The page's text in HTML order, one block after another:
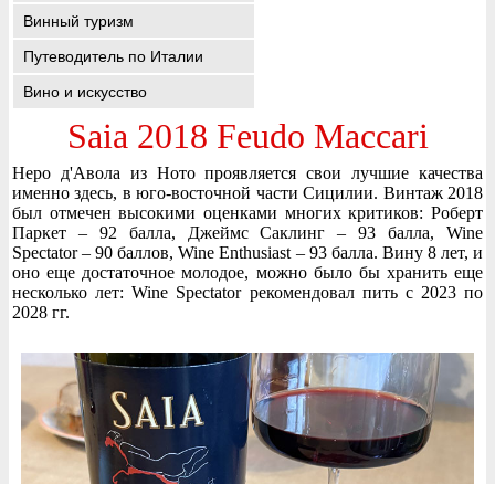
Винный туризм
Путеводитель по Италии
Вино и искусство
Saia 2018 Feudo Maccari
Неро д'Авола из Ното проявляется свои лучшие качества
именно здесь, в юго-восточной части Сицилии. Винтаж 2018
был отмечен высокими оценками многих критиков: Роберт
Паркет – 92 балла, Джеймс Саклинг – 93 балла, Wine
Spectator – 90 баллов, Wine Enthusiast – 93 балла. Вину 8 лет, и
оно еще достаточное молодое, можно было бы хранить еще
несколько лет: Wine Spectator рекомендовал пить с 2023 по
2028 гг.